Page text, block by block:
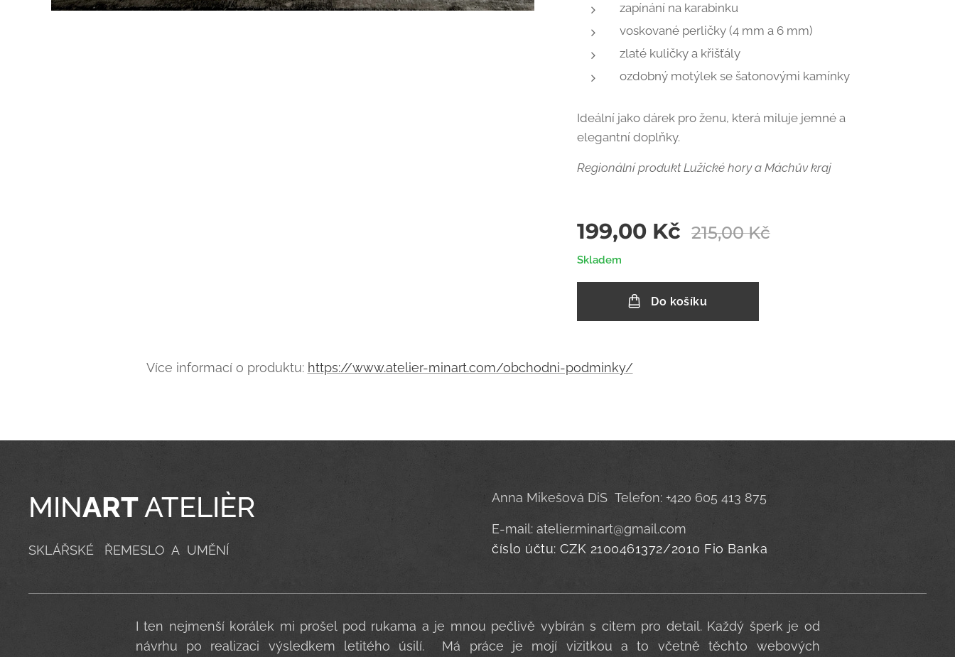
zapínání na karabinku
voskované perličky (4 mm a 6 mm)
zlaté kuličky a křišťály
ozdobný motýlek se šatonovými kamínky
Ideální jako dárek pro ženu, která miluje jemné a
elegantní doplňky.
Regionální produkt Lužické hory a Máchův kraj
199,00 Kč 215,00Kč
Skladem
Do košíku
Více informací o produktu: https://www.atelier-minart.com/obchodni-podminky/
MINARTATELIÈR
SKLÁŘSKÉ ŘEMESLO A UMĚNÍ
Anna Mikešová DiS Telefon: +420 605 413 875
E-mail: atelier.minart@gmail.com
číslo účtu: CZK 2100461372/2010 Fio Banka
I ten nejmenší korálek mi prošel pod rukama a je mnou pečlivě vybírán s citem pro detail. Každý šperk je od
návrhu po realizaci výsledkem letitého úsilí. Má práce je mojí vizitkou a to včetně těchto webových